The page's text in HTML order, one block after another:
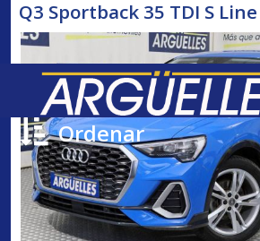
Ordenar
Q3 Sportback 35 TDI S Line